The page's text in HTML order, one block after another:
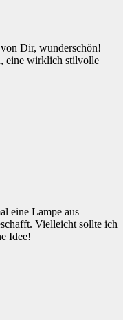
Dir, wunderschön!
eine wirklich stilvolle
eine Lampe aus
Vielleicht sollte ich
Idee!